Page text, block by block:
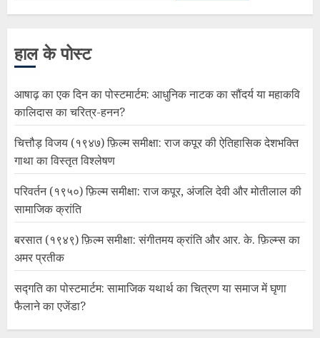
हाल के पोस्ट
आषाढ़ का एक दिन का पोस्टमार्टम: आधुनिक नाटक का सौंदर्य या महाकवि
कालिदास का चरित्र-हनन?
चित्तौड़ विजय (१९४७) फ़िल्म समीक्षा: राज कपूर की ऐतिहासिक देशभक्ति
गाथा का विस्तृत विश्लेषण
परिवर्तन (१९५०) फ़िल्म समीक्षा: राज कपूर, अंजलि देवी और मोतीलाल की
सामाजिक क्रांति
बरसात (१९४९) फ़िल्म समीक्षा: संगीतमय क्रांति और आर. के. फ़िल्म्स का
अमर प्रतीक
सद्गति का पोस्टमार्टम: सामाजिक यथार्थ का चित्रण या समाज में घृणा
फैलाने का एजेंडा?